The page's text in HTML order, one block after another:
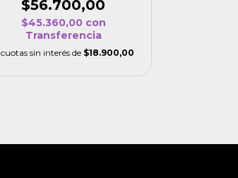
$56.700,00
$45.360,00 con
Transferencia
cuotas sin interés de $18.900,00